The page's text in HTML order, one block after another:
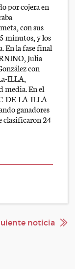
por cojera en
con sus
minutos, y los
En la fase final
Julia
con
ILLA,
media. En el
DE-LA-ILLA
ganadores
clasificaron 24
noticia